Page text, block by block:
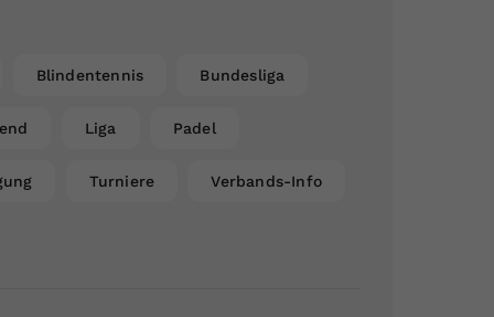
Blindentennis Bundesliga
Liga Padel
Turniere Verbands-Info